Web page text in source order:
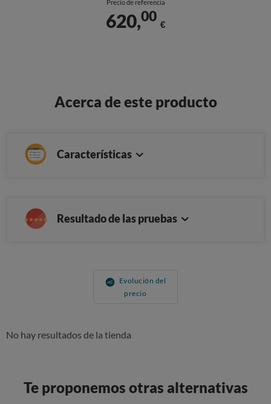
Precio de referencia
620,00
€
Acerca de este producto
Características
Resultado de las pruebas
Evolución del
precio
No hay resultados de la tienda
Te proponemos otras alternativas